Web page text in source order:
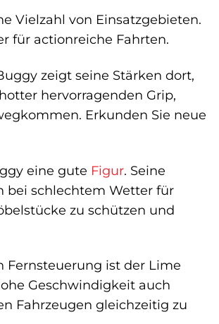
Vielzahl von Einsatzgebieten.
für actionreiche Fahrten.
zeigt seine Stärken dort,
hervorragenden Grip,
Erkunden Sie neue
eine gute Figur. Seine
bei schlechtem Wetter für
zu schützen und
ist der Lime
Geschwindigkeit auch
Fahrzeugen gleichzeitig zu